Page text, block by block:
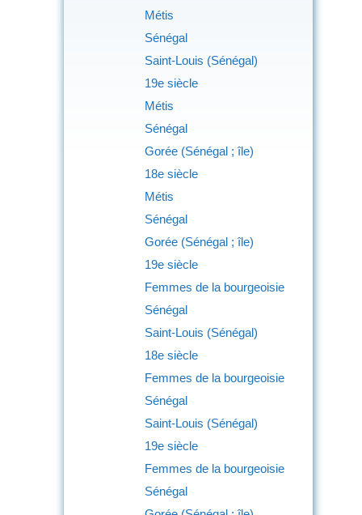
Métis
Sénégal
Saint-Louis (Sénégal)
19e siècle
Métis
Sénégal
Gorée (Sénégal ; île)
18e siècle
Métis
Sénégal
Gorée (Sénégal ; île)
19e siècle
Femmes de la bourgeoisie
Sénégal
Saint-Louis (Sénégal)
18e siècle
Femmes de la bourgeoisie
Sénégal
Saint-Louis (Sénégal)
19e siècle
Femmes de la bourgeoisie
Sénégal